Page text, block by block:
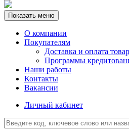
Показать меню
О компании
Покупателям
Доставка и оплата
Программы
Наши работы
Контакты
Вакансии
Личный кабинет